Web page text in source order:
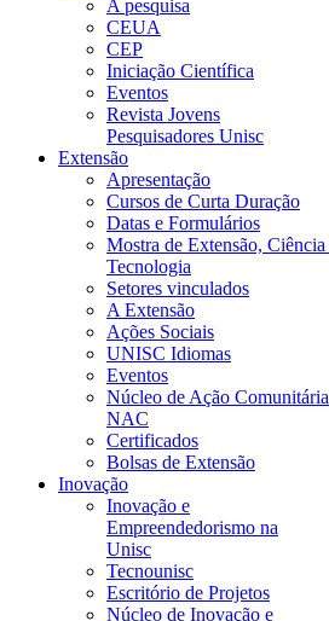
A pesquisa
CEUA
CEP
Iniciação Científica
Eventos
Revista Jovens
Pesquisadores Unisc
Extensão
Apresentação
Cursos de Curta Duração
Datas e Formulários
Mostra de Extensão, Ciência
Tecnologia
Setores vinculados
A Extensão
Ações Sociais
UNISC Idiomas
Eventos
Núcleo de Ação
NAC
Certificados
Bolsas de Extensão
Inovação
Inovação e
Empreendedorismo na
Unisc
Tecnounisc
Escritório de Projetos
Núcleo de Inovação e